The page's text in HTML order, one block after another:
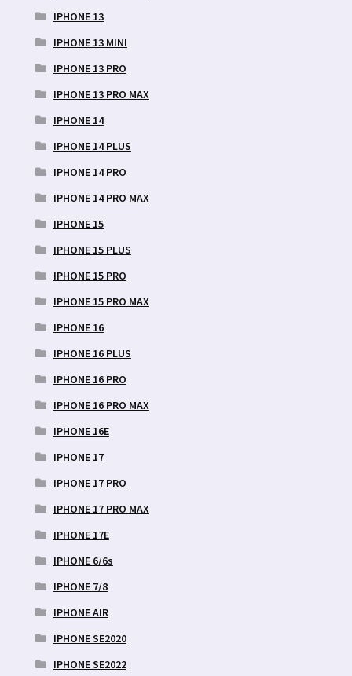
IPHONE 13
IPHONE 13 MINI
IPHONE 13 PRO
IPHONE 13 PRO MAX
IPHONE 14
IPHONE 14 PLUS
IPHONE 14 PRO
IPHONE 14 PRO MAX
IPHONE 15
IPHONE 15 PLUS
IPHONE 15 PRO
IPHONE 15 PRO MAX
IPHONE 16
IPHONE 16 PLUS
IPHONE 16 PRO
IPHONE 16 PRO MAX
IPHONE 16E
IPHONE 17
IPHONE 17 PRO
IPHONE 17 PRO MAX
IPHONE 17E
IPHONE 6/6s
IPHONE 7/8
IPHONE AIR
IPHONE SE2020
IPHONE SE2022